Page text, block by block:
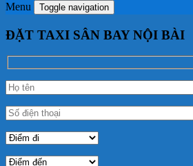
Menu Toggle navigation
ĐẶT TAXI SÂN BAY NỘI BÀI